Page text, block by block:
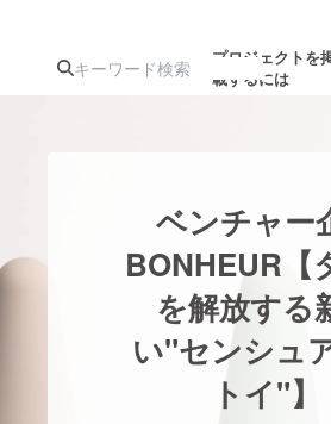
プロジェクトを
載するには
ジェクト
募
ロジ
アート・写真
テクノロジー・ガジェット
ベンチャー
BONHEUR【
を解放する
い"センシュ
トイ"】